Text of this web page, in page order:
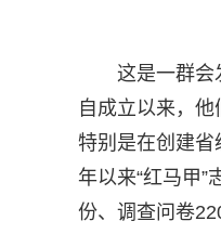
这是一群会
自成立以来，
特别是在创建
年以来“红马甲
份、调查问卷